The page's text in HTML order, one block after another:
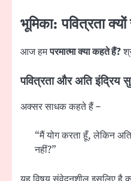
भूमिका: पवित्रता
आज हमपरमात्मा क्या कहते हैं?
पवित्रता और अति इंद्रिय
अक्सर साधक कहते हैं –
“मैं योग करता हूँ, लेकिन
नहीं?”